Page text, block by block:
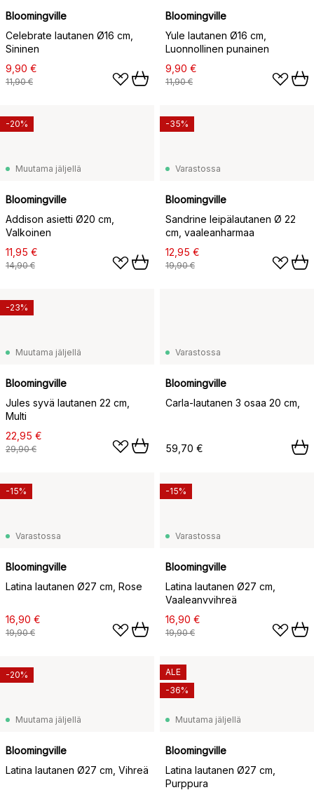
Bloomingville
Celebrate lautanen Ø16 cm,
Sininen
9,90 €
11,90 €
Bloomingville
Yule lautanen Ø16 cm,
Luonnollinen punainen
9,90 €
11,90 €
Muutama jäljellä
Bloomingville
Addison asietti Ø20 cm,
Valkoinen
11,95 €
14,90 €
-20%
Varastossa
Bloomingville
Sandrine leipälautanen Ø 22
cm, vaaleanharmaa
12,95 €
19,90 €
-35%
Muutama jäljellä
Bloomingville
Jules syvä lautanen 22 cm,
Multi
22,95 €
29,90 €
-23%
Varastossa
Bloomingville
Carla-lautanen 3 osaa 20 cm,
59,70 €
Varastossa
Bloomingville
Latina lautanen Ø27 cm, Rose
16,90 €
19,90 €
-15%
Varastossa
Bloomingville
Latina lautanen Ø27 cm,
Vaaleanvvihreä
16,90 €
19,90 €
-15%
Muutama jäljellä
Bloomingville
Latina lautanen Ø27 cm, Vihreä
-20%
Muutama jäljellä
Bloomingville
Latina lautanen Ø27 cm,
Purppura
ALE
-36%